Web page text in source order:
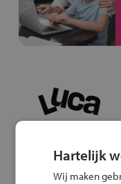
Hartelijk
Wij maken